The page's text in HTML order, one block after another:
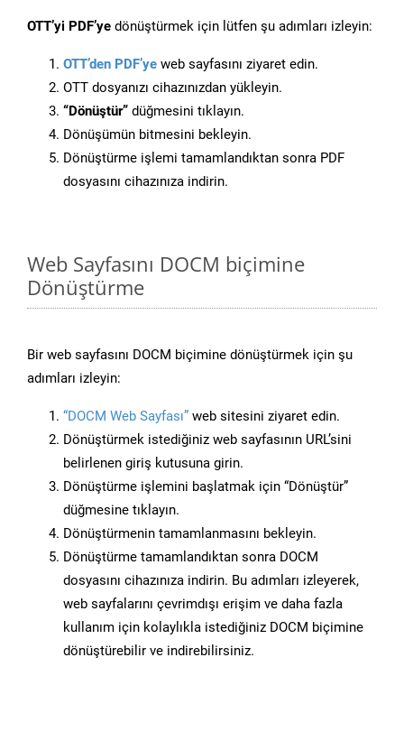
OTT’yi PDF’ye dönüştürmek için lütfen şu adımları izleyin:
OTT’den PDF’ye web sayfasını ziyaret edin.
OTT dosyanızı cihazınızdan yükleyin.
“Dönüştür” düğmesini tıklayın.
Dönüşümün bitmesini bekleyin.
Dönüştürme işlemi tamamlandıktan sonra PDF
dosyasını cihazınıza indirin.
Web Sayfasını DOCM biçimine
Dönüştürme
Bir web sayfasını DOCM biçimine dönüştürmek için şu
adımları izleyin:
“DOCM Web Sayfası” web sitesini ziyaret edin.
Dönüştürmek istediğiniz web sayfasının URL’sini
belirlenen giriş kutusuna girin.
Dönüştürme işlemini başlatmak için “Dönüştür”
düğmesine tıklayın.
Dönüştürmenin tamamlanmasını bekleyin.
Dönüştürme tamamlandıktan sonra DOCM
dosyasını cihazınıza indirin. Bu adımları izleyerek,
web sayfalarını çevrimdışı erişim ve daha fazla
kullanım için kolaylıkla istediğiniz DOCM biçimine
dönüştürebilir ve indirebilirsiniz.